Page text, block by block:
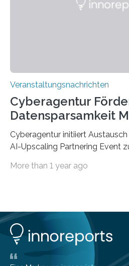
„QUAZAR“ mit insgesamt 1,15
Veranstaltungsnachrichten
Cyberagentur
Datensparsamkeit
Cyberagentur initiiert
AI-Upscaling Partnering Event
innovative
Entwicklung von Technologien
Datenreduktion und
Kommunikationsumgebungen.
Vernetzung potenzieller
More than 1 year ago